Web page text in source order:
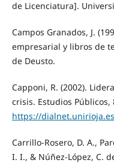
de Licenciatura].
Campos Granados, J.
empresarial y libros de
de Deusto.
Capponi, R. (2002).
crisis. Estudios Públicos,
https://
Carrillo-Rosero, D. A.,
I. I., & Núñez-López, C.